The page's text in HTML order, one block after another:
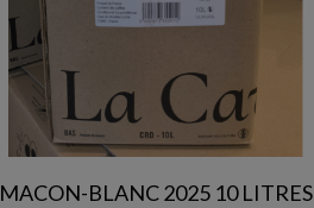
MACON-BLANC 2025 10 LITRES